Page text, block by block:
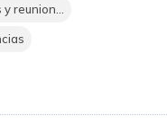
reunion...